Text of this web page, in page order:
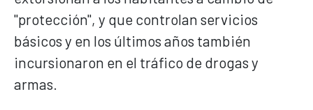
"protección", y que controlan servicios
básicos y en los últimos años también
incursionaron en el tráfico de drogas y
armas.